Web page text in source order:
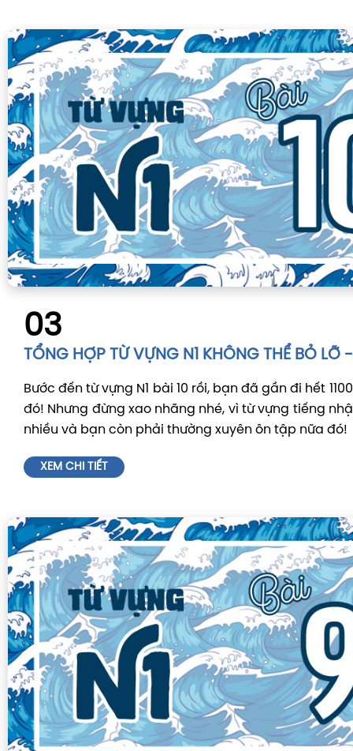
03
TỔNG HỢP TỪ VỰNG N1 KHÔNG THỂ BỎ LỠ
Bước đến từ vựng N1 bài 10 rồi, bạn đã gần đi hết
đó! Nhưng đừng xao nhãng nhé, vì từ vựng tiếng
nhiều và bạn còn phải thường xuyên ôn tập nữa đó!
XEM CHI TIẾT